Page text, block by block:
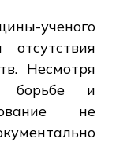
ученого
Несмотря
и
не